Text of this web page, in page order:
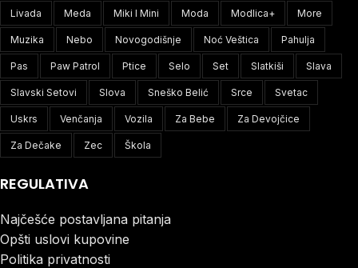
Livada Meda Miki I Mini Moda Modlica+ More
Muzika Nebo Novogodišnje Noć Veštica Pahulja
Pas Paw Patrol Ptice Selo Set Slatkiši Slava
Slavski Setovi Slova Sneško Belić Srce Svetac
Uskrs Venčanja Vozila Za Bebe Za Devojčice
Za Dečake Zec Škola
REGULATIVA
Najčešće postavljana pitanja
Opšti uslovi kupovine
Politika privatnosti